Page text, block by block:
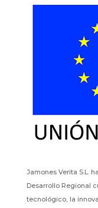
Jamones Verita S.L.
Desarrollo Regional
tecnológico, la